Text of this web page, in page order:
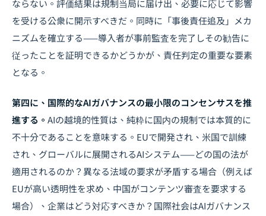
ならない。評価結果は規制当局に届け出、必要に応じて影響
を受ける公衆に開示すべきだ。同時に「事後責任追及」メカ
ニズムを確立する——導入者が事前監査を完了しその勧告に
従ったことを証明できるかどうかが、責任判定の重要な要素
となる。
第四に、国際的なAIガバナンスの最小限のコンセンサスを推
進する。 AIの越境的性質は、純粋に国内の規制では本質的に
不十分であることを意味する。EUで開発され、米国で訓練
され、グローバルに展開されるAIシステム——どの国の法が
適用されるのか？異なる法域の要求が矛盾する場合 （例えば
EUが高い透明性を求め、中国がコンテンツ審査を要求する
場合）、企業はどう対応すべきか？国際社会はAIガバナンス